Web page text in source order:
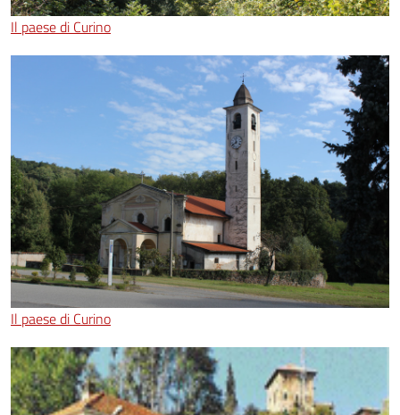
Il paese di Curino
Il paese di Curino